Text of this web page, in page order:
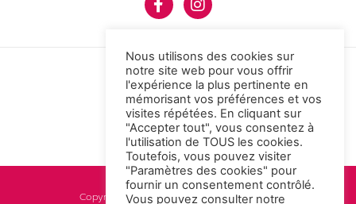
Copyright © 2021 d2p. All rights reserved.
Nous utilisons des cookies sur
notre site web pour vous offrir
l'expérience la plus pertinente en
mémorisant vos préférences et vos
visites répétées. En cliquant sur
"Accepter tout", vous consentez à
l'utilisation de TOUS les cookies.
Toutefois, vous pouvez visiter
"Paramètres des cookies" pour
fournir un consentement contrôlé.
Vous pouvez consulter notre